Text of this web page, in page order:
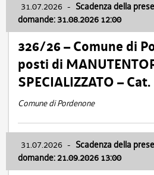
31.07.2026 - Scadenza della
domande: 31.08.2026 12:00
326/26 – Comune di
posti di
SPECIALIZZATO – Cat.
Comune di Pordenone
31.07.2026 - Scadenza della
domande: 21.09.2026 13:00